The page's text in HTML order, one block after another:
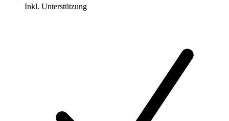
Inkl. Unterstützung